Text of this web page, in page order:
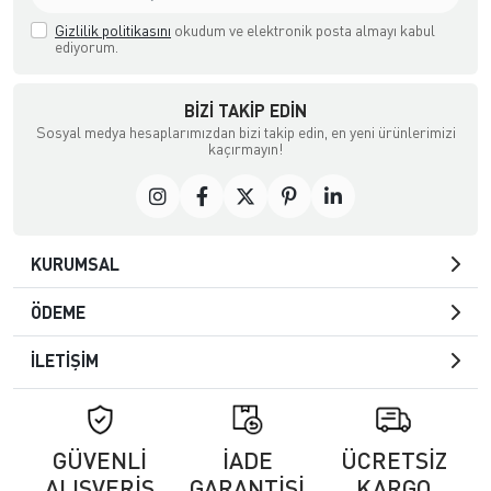
Gizlilik politikasını okudum ve elektronik posta almayı kabul
ediyorum.
BIZI TAKIP EDIN
Sosyal medya hesaplarımızdan bizi takip edin, en yeni ürünlerimizi
kaçırmayın!
KURUMSAL
ÖDEME
İLETİŞİM
GÜVENLİ
İADE
ÜCRETSİZ